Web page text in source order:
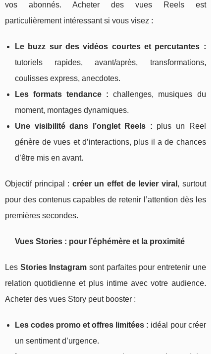
vos abonnés. Acheter des vues Reels est
particulièrement intéressant si vous visez :
Le buzz sur des vidéos courtes et percutantes :
tutoriels rapides, avant/après, transformations,
coulisses express, anecdotes.
Les formats tendance : challenges, musiques du
moment, montages dynamiques.
Une visibilité dans l’onglet Reels : plus un Reel
génère de vues et d’interactions, plus il a de chances
d’être mis en avant.
Objectif principal : créer un effet de levier viral , surtout
pour des contenus capables de retenir l’attention dès les
premières secondes.
Vues Stories : pour l’éphémère et la proximité
Les Stories Instagram sont parfaites pour entretenir une
relation quotidienne et plus intime avec votre audience.
Acheter des vues Story peut booster :
Les codes promo et offres limitées : idéal pour créer
un sentiment d’urgence.